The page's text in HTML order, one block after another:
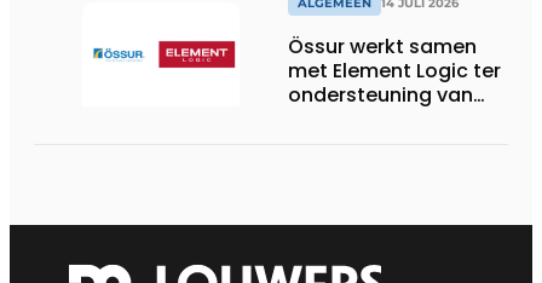
Össur werkt samen
met Element Logic ter
ondersteuning van